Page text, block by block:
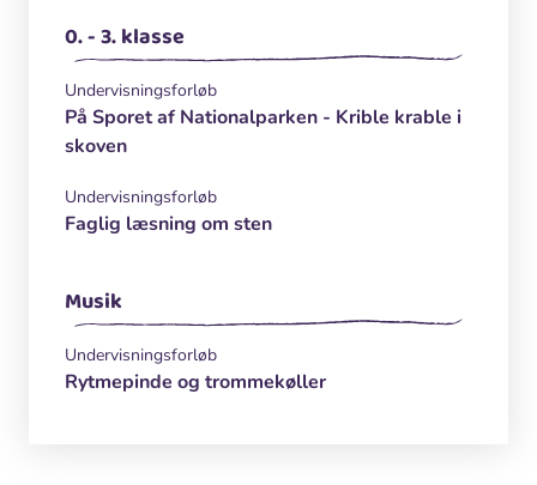
0. - 3. klasse
Undervisningsforløb
På Sporet af Nationalparken - Krible krable i
skoven
Undervisningsforløb
Faglig læsning om sten
Musik
Undervisningsforløb
Rytmepinde og trommekøller